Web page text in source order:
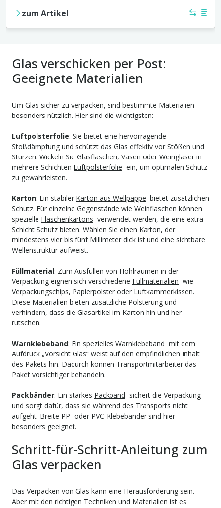
zum Artikel
Glas verschicken per Post:
Geeignete Materialien
Um Glas sicher zu verpacken, sind bestimmte Materialien
besonders nützlich. Hier sind die wichtigsten:
Luftpolsterfolie: Sie bietet eine hervorragende
Stoßdämpfung und schützt das Glas effektiv vor Stößen und
Stürzen. Wickeln Sie Glasflaschen, Vasen oder Weingläser in
mehrere Schichten Luftpolsterfolie ein, um optimalen Schutz
zu gewährleisten.
Karton: Ein stabiler Karton aus Wellpappe bietet zusätzlichen
Schutz. Für einzelne Gegenstände wie Weinflaschen können
spezielle Flaschenkartons verwendet werden, die eine extra
Schicht Schutz bieten. Wählen Sie einen Karton, der
mindestens vier bis fünf Millimeter dick ist und eine sichtbare
Wellenstruktur aufweist.
Füllmaterial: Zum Ausfüllen von Hohlräumen in der
Verpackung eignen sich verschiedene Füllmaterialien wie
Verpackungschips, Papierpolster oder Luftkammerkissen.
Diese Materialien bieten zusätzliche Polsterung und
verhindern, dass die Glasartikel im Karton hin und her
rutschen.
Warnklebeband: Ein spezielles Warnklebeband mit dem
Aufdruck „Vorsicht Glas“ weist auf den empfindlichen Inhalt
des Pakets hin. Dadurch können Transportmitarbeiter das
Paket vorsichtiger behandeln.
Packbänder: Ein starkes Packband sichert die Verpackung
und sorgt dafür, dass sie während des Transports nicht
aufgeht. Breite PP- oder PVC-Klebebänder sind hier
besonders geeignet.
Schritt-für-Schritt-Anleitung zum
Glas verpacken
Das Verpacken von Glas kann eine Herausforderung sein.
Aber mit den richtigen Techniken und Materialien ist es